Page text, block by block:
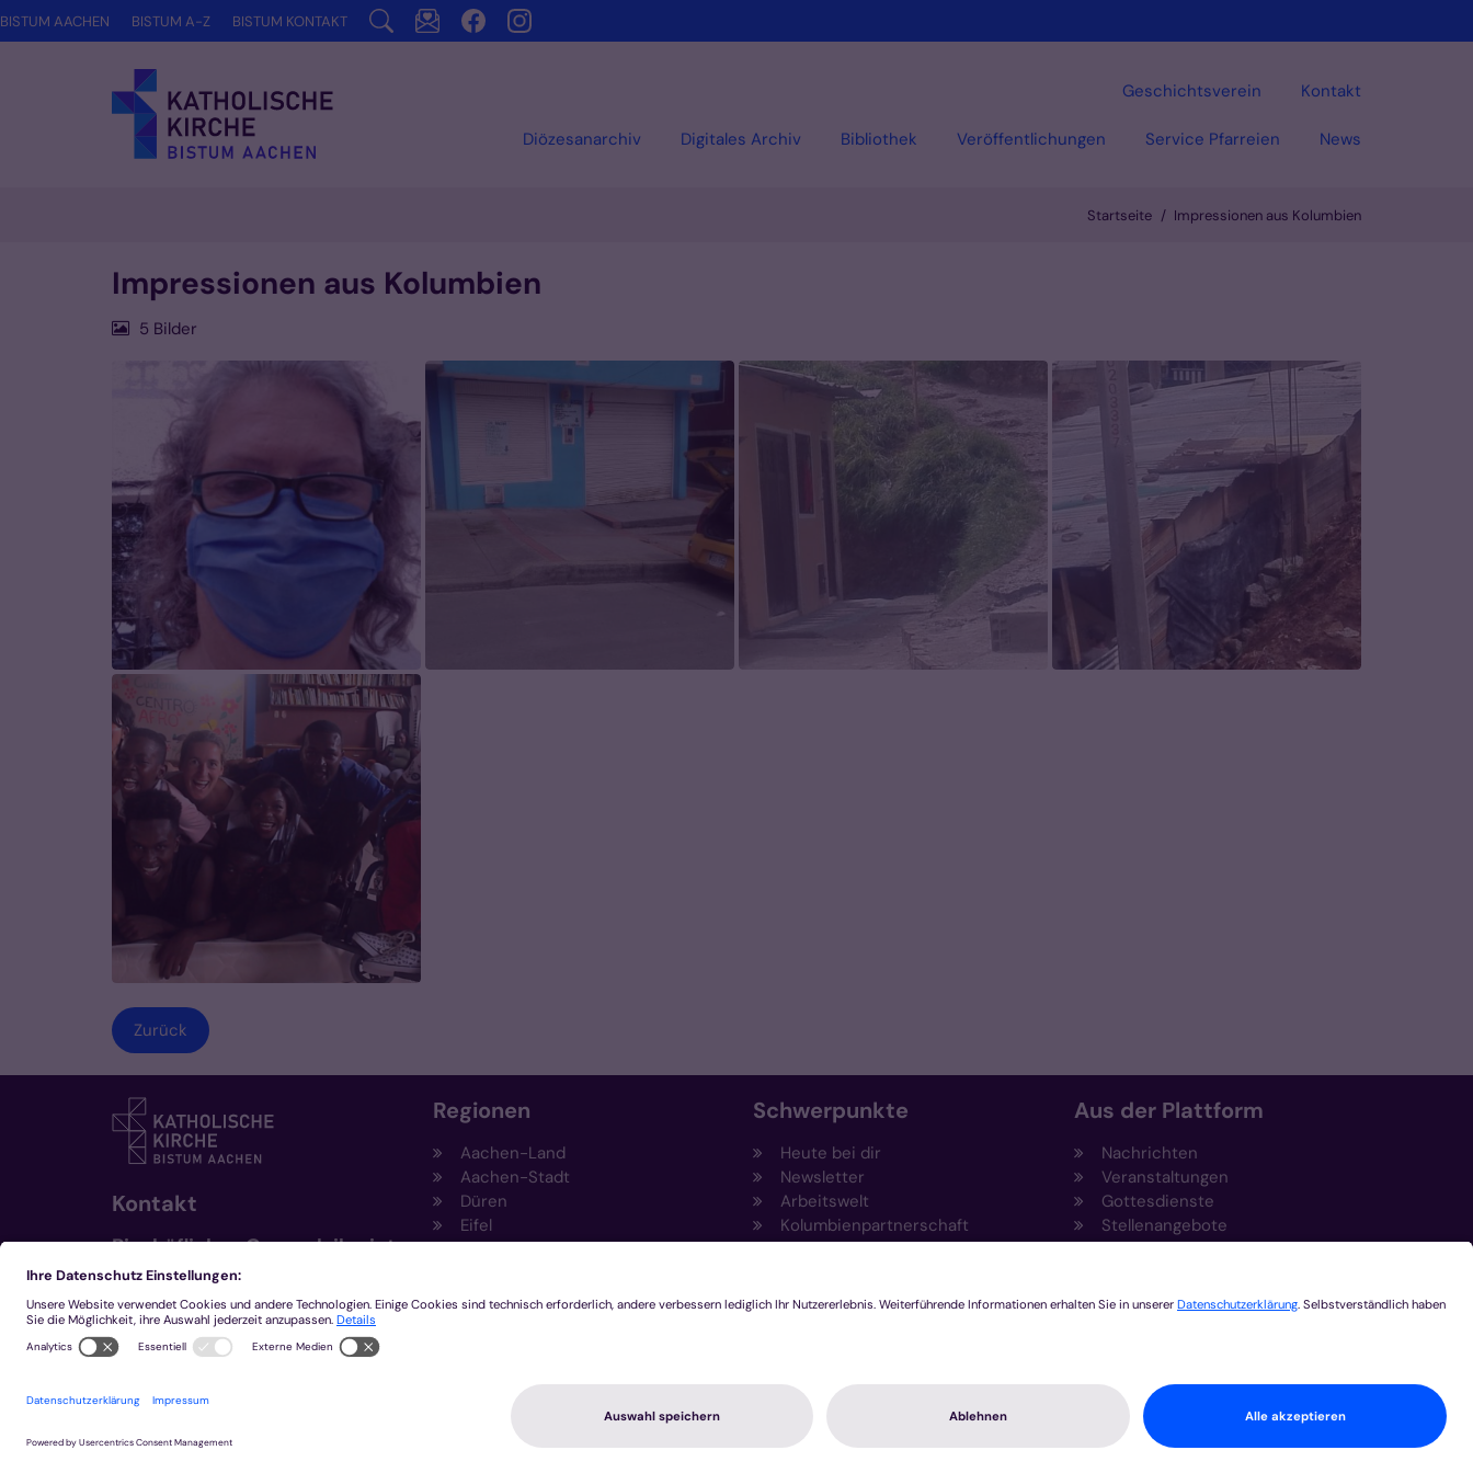
Zum Inhalt springen
Diözesanarchiv Digitales Archiv Bibliothek Veröffentlichungen Service Pfarreien News
Geschichtsverein Kontakt
BISTUM AACHEN BISTUM A-Z BISTUM KONTAKT
Startseite Impressionen aus Kolumbien
Impressionen aus Kolumbien
5 Bilder
Zurück
Kontakt
Bischöfliches Generalvikariat
Aachen
+49 241 452-0
kommunikation@bistum-
aachen.de
Regionen
Aachen-Land
Aachen-Stadt
Düren
Eifel
Krefeld
Schwerpunkte
Heute bei dir
Newsletter
Arbeitswelt
Kolumbienpartnerschaft
Fundraising
Aus der Plattform
Nachrichten
Veranstaltungen
Gottesdienste
Stellenangebote
Rechtsdatenbank
2026 © Bistum Aachen Datenschutzerklärung